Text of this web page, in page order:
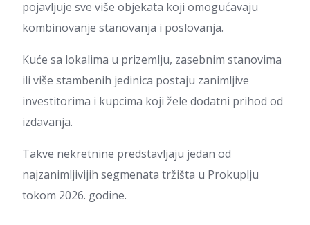
pojavljuje sve više objekata koji omogućavaju
kombinovanje stanovanja i poslovanja.
Kuće sa lokalima u prizemlju, zasebnim stanovima
ili više stambenih jedinica postaju zanimljive
investitorima i kupcima koji žele dodatni prihod od
izdavanja.
Takve nekretnine predstavljaju jedan od
najzanimljivijih segmenata tržišta u Prokuplju
tokom 2026. godine.